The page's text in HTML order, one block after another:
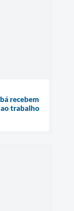
recebem
trabalho